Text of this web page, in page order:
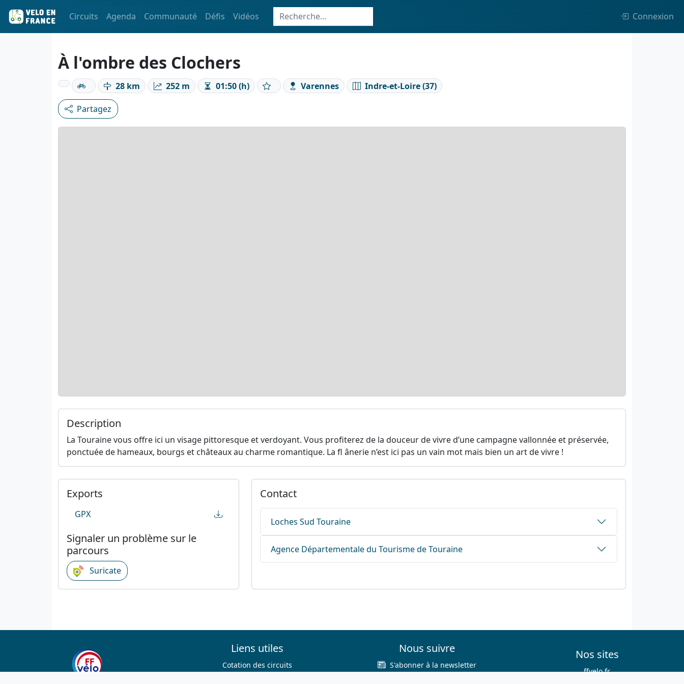
Circuits Agenda Communauté Défis Vidéos Connexion
À l'ombre des Clochers
28 km 252 m 01:50 (h) Varennes Indre-et-Loire (37)
Partagez
Description
La Touraine vous offre ici un visage pittoresque et verdoyant. Vous profiterez de la douceur de vivre d’une campagne vallonnée et préservée,
ponctuée de hameaux, bourgs et châteaux au charme romantique. La ﬂ ânerie n’est ici pas un vain mot mais bien un art de vivre !
Exports
GPX
Signaler un problème sur le
parcours
Suricate
Contact
Loches Sud Touraine
Agence Départementale du Tourisme de Touraine
Liens utiles
Cotation des circuits
Nous suivre
S'abonner à la newsletter
Nos sites
ffvelo.fr